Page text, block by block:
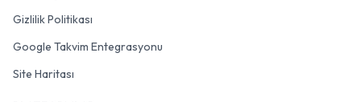
Gizlilik Politikası
Google Takvim Entegrasyonu
Site Haritası